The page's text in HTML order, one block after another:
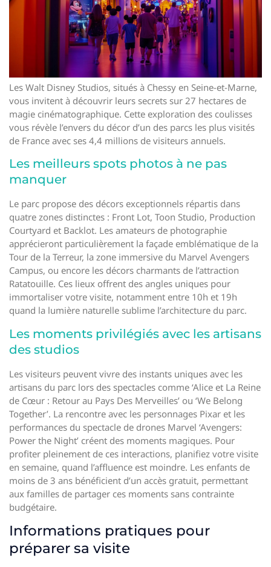
Les Walt Disney Studios, situés à Chessy en Seine-et-Marne,
vous invitent à découvrir leurs secrets sur 27 hectares de
magie cinématographique. Cette exploration des coulisses
vous révèle l’envers du décor d’un des parcs les plus visités
de France avec ses 4,4 millions de visiteurs annuels.
Les meilleurs spots photos à ne pas
manquer
Le parc propose des décors exceptionnels répartis dans
quatre zones distinctes : Front Lot, Toon Studio, Production
Courtyard et Backlot. Les amateurs de photographie
apprécieront particulièrement la façade emblématique de la
Tour de la Terreur, la zone immersive du Marvel Avengers
Campus, ou encore les décors charmants de l’attraction
Ratatouille. Ces lieux offrent des angles uniques pour
immortaliser votre visite, notamment entre 10h et 19h
quand la lumière naturelle sublime l’architecture du parc.
Les moments privilégiés avec les artisans
des studios
Les visiteurs peuvent vivre des instants uniques avec les
artisans du parc lors des spectacles comme ‘Alice et La Reine
de Cœur : Retour au Pays Des Merveilles’ ou ‘We Belong
Together’. La rencontre avec les personnages Pixar et les
performances du spectacle de drones Marvel ‘Avengers:
Power the Night’ créent des moments magiques. Pour
profiter pleinement de ces interactions, planifiez votre visite
en semaine, quand l’affluence est moindre. Les enfants de
moins de 3 ans bénéficient d’un accès gratuit, permettant
aux familles de partager ces moments sans contrainte
budgétaire.
Informations pratiques pour
préparer sa visite